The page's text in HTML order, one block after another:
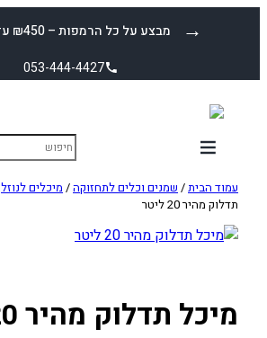
מבצע על כל הרמפות – ₪450 עד הבית! →
053-444-4427
עמוד הבית/ שמנים וכלים לתחזוקה/ מיכלים לנוזל
תדלוק מהיר 20 ליטר
מיכל תדלוק מהיר 20 ליטר